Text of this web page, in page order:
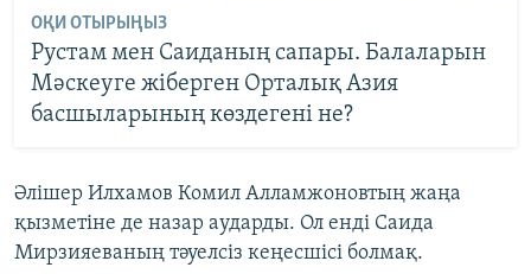
ОҚИ ОТЫРЫҢЫЗ
Рустам мен Саиданың сапары. Балаларын
Мәскеуге жіберген Орталық Азия
басшыларының көздегені не?
Әлішер Илхамов Комил Алламжоновтың жаңа
қызметіне де назар аударды. Ол енді Саида
Мирзияеваның тәуелсіз кеңесшісі болмақ.